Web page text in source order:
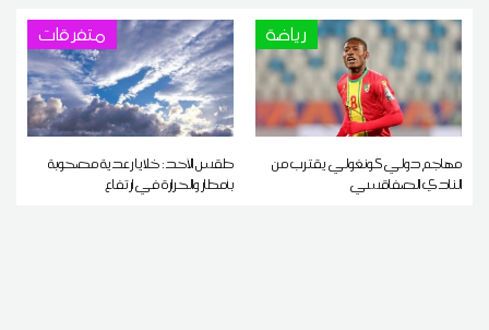
رياضة
مهاجم دولي كونغولي يقترب من
النادي الصفاقسي
متفرقات
طقس الأحد: خلايا رعدية مصحوبة
بأمطار والحرارة في ارتفاع